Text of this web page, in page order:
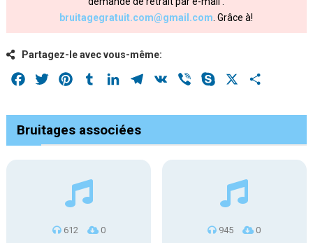
bruitagegratuit.com@gmail.com . Grâce à!
Partagez-le avec vous-même:
Facebook
Twitter PinterestTumblrLinkedInTelegram
VK Viber Skype
Bruitages associées
612 0 945 0